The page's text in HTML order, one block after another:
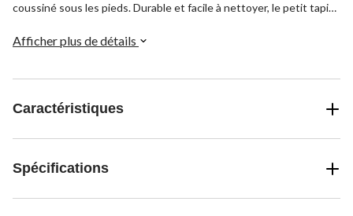
coussiné sous les pieds. Durable et facile à nettoyer, le petit tapis
Afficher plus de détails
Caractéristiques
Spécifications